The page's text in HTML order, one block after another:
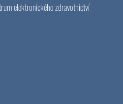
elektronického zdravotnictví